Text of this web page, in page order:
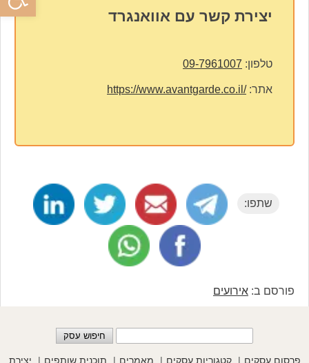
יצירת קשר עם אוואנגרד
טלפון: 09-7961007
אתר:https://www.avantgarde.co.il/
שתפו:
פורסם ב: אירועים
פרסום עסקים קטגוריות עסקים מאמרים תוכנית שותפים יצירת